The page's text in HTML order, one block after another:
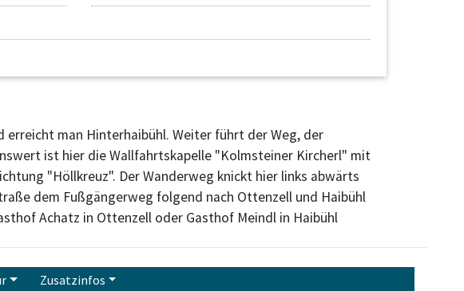
man Hinterhaibühl. Weiter führt der Weg, der
ist hier die Wallfahrtskapelle "Kolmsteiner Kircherl" mit
"Höllkreuz". Der Wanderweg knickt hier links abwärts
dem Fußgängerweg folgend nach Ottenzell und Haibühl
Achatz in Ottenzell oder Gasthof Meindl in Haibühl
Zusatzinfos